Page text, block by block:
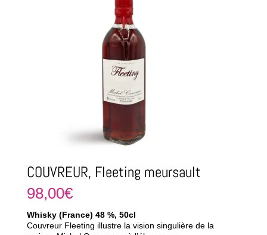
COUVREUR, Fleeting meursault
98,00€
Whisky (France) 48 %, 50cl
Couvreur Fleeting illustre la vision singulière de la